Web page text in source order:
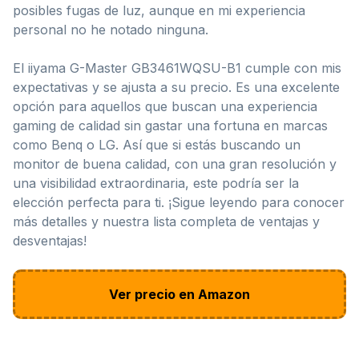
posibles fugas de luz, aunque en mi experiencia
personal no he notado ninguna.
El iiyama G-Master GB3461WQSU-B1 cumple con mis
expectativas y se ajusta a su precio. Es una excelente
opción para aquellos que buscan una experiencia
gaming de calidad sin gastar una fortuna en marcas
como Benq o LG. Así que si estás buscando un
monitor de buena calidad, con una gran resolución y
una visibilidad extraordinaria, este podría ser la
elección perfecta para ti. ¡Sigue leyendo para conocer
más detalles y nuestra lista completa de ventajas y
desventajas!
Ver precio en Amazon